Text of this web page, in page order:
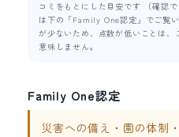
コミをもとにした目安です （確認
は下の「Family One認定」でご覧
が少ないため、点数が低いことは
意味しません。
Family One認定
災害への備え・園の体制